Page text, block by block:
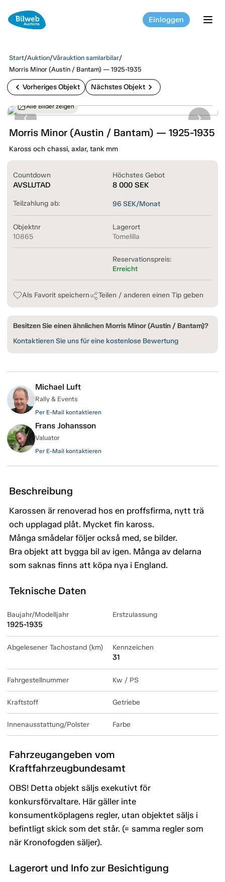
Einloggen
Start/Auktion/Vårauktion samlarbilar/
Morris Minor (Austin / Bantam) — 1925-1935
chevron_left Vorheriges Objekt Nächstes Objekt chevron_right
Alle Bilder zeigen
Morris Minor (Austin / Bantam) — 1925-1935
Kaross och chassi, axlar, tank mm
Countdown
AVSLUTAD
Höchstes Gebot
8 000 SEK
Teilzahlung ab: 96 SEK/Monat
Objektnr
10865
Lagerort
Tomelilla
Reservationspreis:
Erreicht
Als Favorit speichern Teilen / anderen einen Tip geben
Besitzen Sie einen ähnlichen Morris Minor (Austin / Bantam)?
Kontaktieren Sie uns für eine kostenlose Bewertung
Michael Luft
Rally & Events
Per E-Mail kontaktieren
Frans Johansson
Valuator
Per E-Mail kontaktieren
Beschreibung
Karossen är renoverad hos en proffsfirma, nytt trä
och upplagad plåt. Mycket fin kaross.
Många smådelar följer också med, se bilder.
Bra objekt att bygga bil av igen. Många av delarna
som saknas finns att köpa nya i England.
Teknische Daten
Baujahr/Modelljahr
1925-1935
Erstzulassung
Abgelesener Tachostand (km) Kennzeichen
31
Fahrgestellnummer Kw / PS
Kraftstoff Getriebe
Innenausstattung/Polster Farbe
Fahrzeugangeben vom
Kraftfahrzeugbundesamt
OBS! Detta objekt säljs exekutivt för
konkursförvaltare. Här gäller inte
konsumentköplagens regler, utan objektet säljs i
befintligt skick som det står. (= samma regler som
när Kronofogden säljer).
Lagerort und Info zur Besichtigung